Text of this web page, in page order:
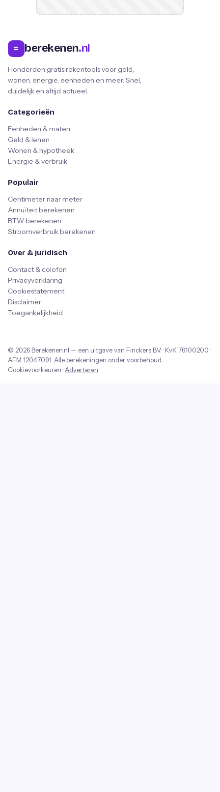
= berekenen.nl
Honderden gratis rekentools voor geld,
wonen, energie, eenheden en meer. Snel,
duidelijk en altijd actueel.
Categorieën
Eenheden & maten
Geld & lenen
Wonen & hypotheek
Energie & verbruik
Populair
Centimeter naar meter
Annuïteit berekenen
BTW berekenen
Stroomverbruik berekenen
Over & juridisch
Contact & colofon
Privacyverklaring
Cookiestatement
Disclaimer
Toegankelijkheid
© 2026 Berekenen.nl — een uitgave van Finckers B.V. · KvK 76100200 ·
AFM 12047091 . Alle berekeningen onder voorbehoud.
Cookievoorkeuren · Adverteren